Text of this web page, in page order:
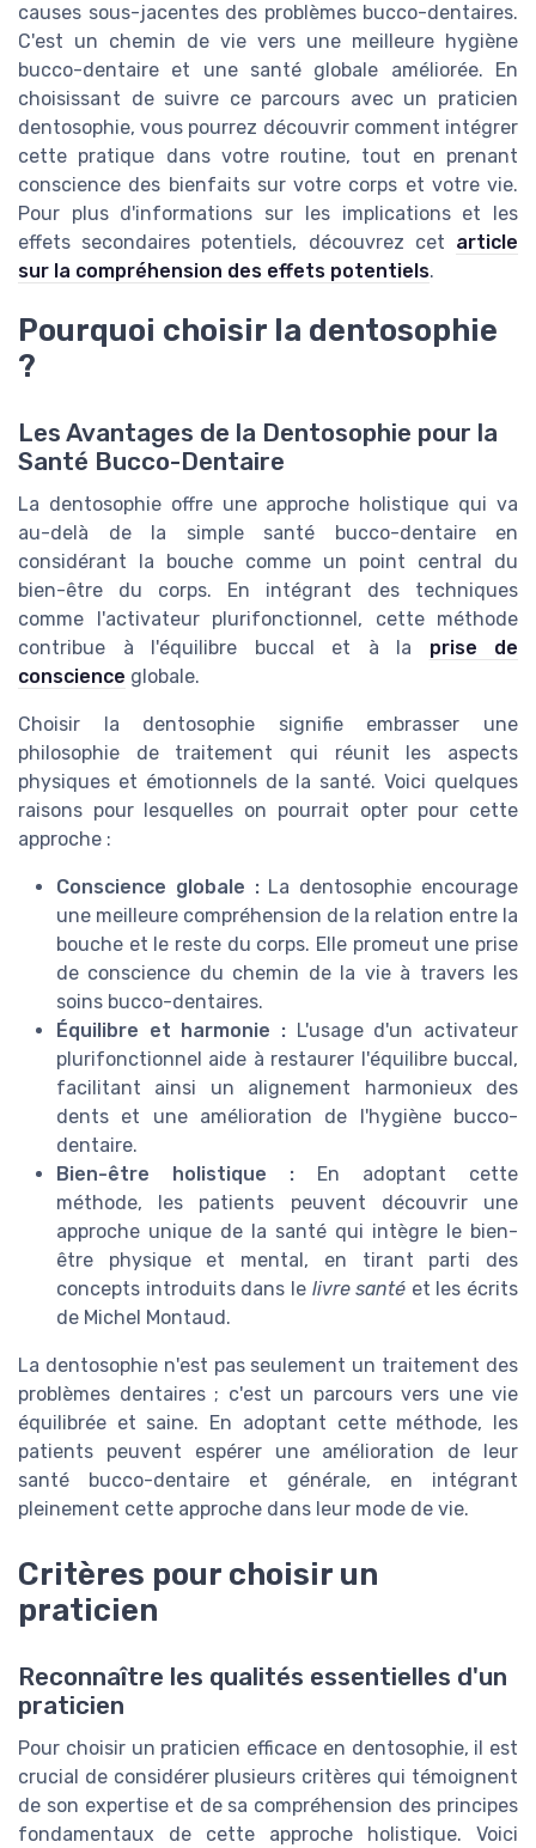
causes sous-jacentes des problèmes bucco-dentaires.
C'est un chemin de vie vers une meilleure hygiène
bucco-dentaire et une santé globale améliorée. En
choisissant de suivre ce parcours avec un praticien
dentosophie, vous pourrez découvrir comment intégrer
cette pratique dans votre routine, tout en prenant
conscience des bienfaits sur votre corps et votre vie.
Pour plus d'informations sur les implications et les
effets secondaires potentiels, découvrez cet article
sur la compréhension des effets potentiels.
Pourquoi choisir la dentosophie
?
Les Avantages de la Dentosophie pour la
Santé Bucco-Dentaire
La dentosophie offre une approche holistique qui va
au-delà de la simple santé bucco-dentaire en
considérant la bouche comme un point central du
bien-être du corps. En intégrant des techniques
comme l'activateur plurifonctionnel, cette méthode
contribue à l'équilibre buccal et à la prise de
conscience globale.
Choisir la dentosophie signifie embrasser une
philosophie de traitement qui réunit les aspects
physiques et émotionnels de la santé. Voici quelques
raisons pour lesquelles on pourrait opter pour cette
approche :
Conscience globale :La dentosophie encourage
une meilleure compréhension de la relation entre la
bouche et le reste du corps. Elle promeut une prise
de conscience du chemin de la vie à travers les
soins bucco-dentaires.
Équilibre et harmonie : L'usage d'un activateur
plurifonctionnel aide à restaurer l'équilibre buccal,
facilitant ainsi un alignement harmonieux des
dents et une amélioration de l'hygiène bucco-
dentaire.
Bien-être holistique : En adoptant cette
méthode, les patients peuvent découvrir une
approche unique de la santé qui intègre le bien-
être physique et mental, en tirant parti des
concepts introduits dans le livre santé et les écrits
de Michel Montaud.
La dentosophie n'est pas seulement un traitement des
problèmes dentaires ; c'est un parcours vers une vie
équilibrée et saine. En adoptant cette méthode, les
patients peuvent espérer une amélioration de leur
santé bucco-dentaire et générale, en intégrant
pleinement cette approche dans leur mode de vie.
Critères pour choisir un
praticien
Reconnaître les qualités essentielles d'un
praticien
Pour choisir un praticien efficace en dentosophie, il est
crucial de considérer plusieurs critères qui témoignent
de son expertise et de sa compréhension des principes
fondamentaux de cette approche holistique. Voici